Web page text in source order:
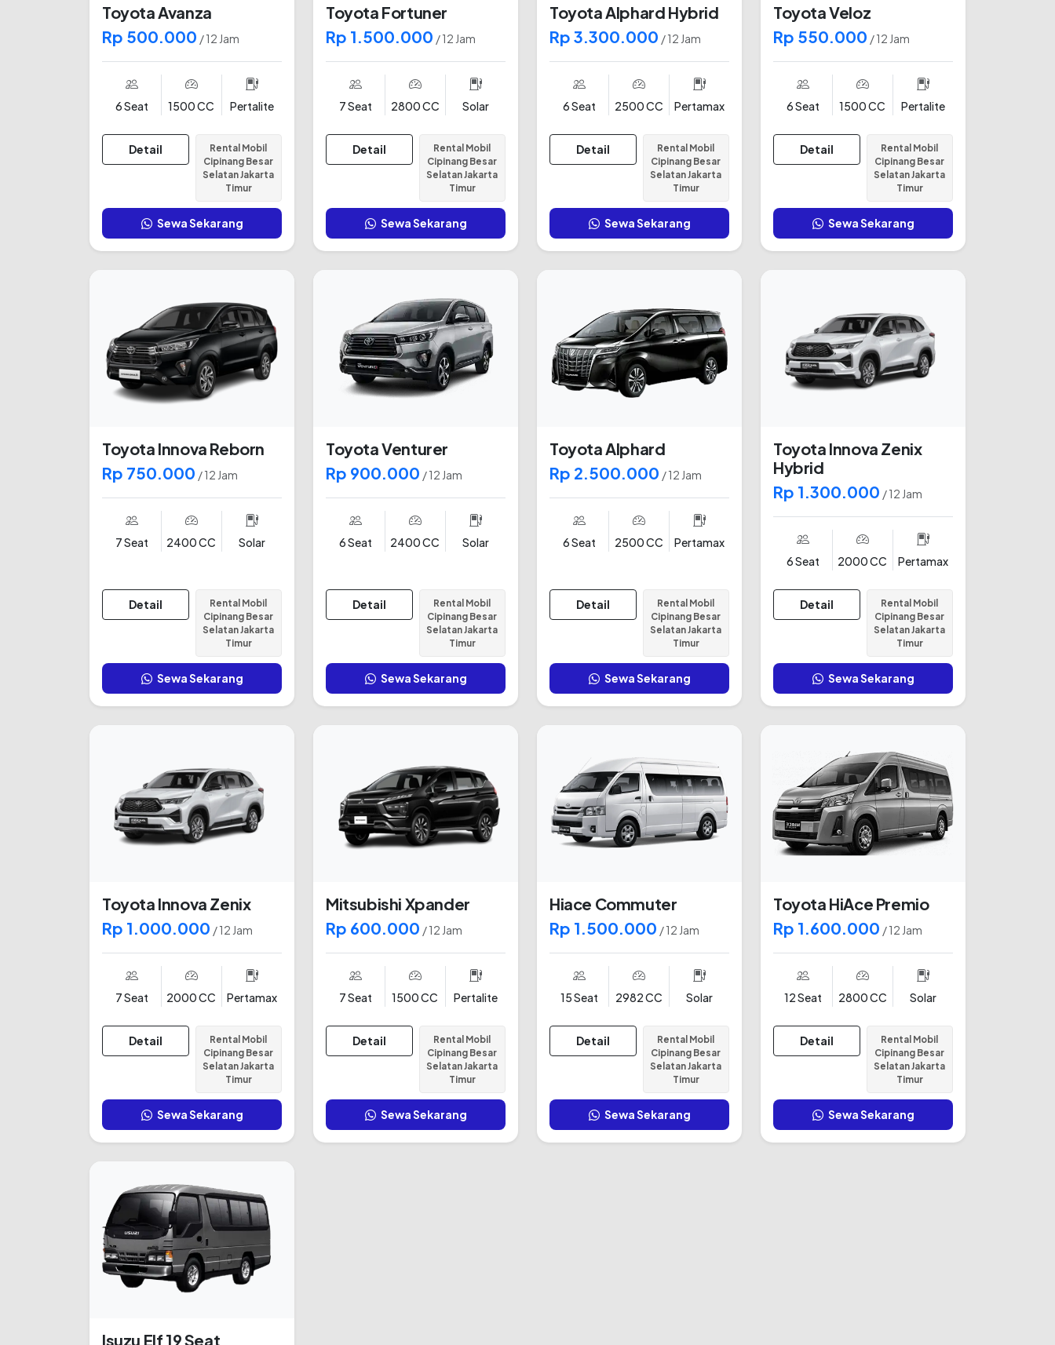
Toyota Avanza
Rp 500.000 / 12 Jam
6 Seat 1500 CC Pertalite
Detail
Rental Mobil
Cipinang Besar
Selatan Jakarta
Timur
Sewa Sekarang
Toyota Fortuner
Rp 1.500.000 / 12 Jam
7 Seat 2800 CC Solar
Detail
Rental Mobil
Cipinang Besar
Selatan Jakarta
Timur
Sewa Sekarang
Toyota Alphard Hybrid
Rp 3.300.000 / 12 Jam
6 Seat 2500 CC Pertamax
Detail
Rental Mobil
Cipinang Besar
Selatan Jakarta
Timur
Sewa Sekarang
Toyota Veloz
Rp 550.000 / 12 Jam
6 Seat 1500 CC Pertalite
Detail
Rental Mobil
Cipinang Besar
Selatan Jakarta
Timur
Sewa Sekarang
Toyota Innova Reborn
Rp 750.000 / 12 Jam
7 Seat 2400 CC Solar
Detail
Rental Mobil
Cipinang Besar
Selatan Jakarta
Timur
Sewa Sekarang
Toyota Venturer
Rp 900.000 / 12 Jam
6 Seat 2400 CC Solar
Detail
Rental Mobil
Cipinang Besar
Selatan Jakarta
Timur
Sewa Sekarang
Toyota Alphard
Rp 2.500.000 / 12 Jam
6 Seat 2500 CC Pertamax
Detail
Rental Mobil
Cipinang Besar
Selatan Jakarta
Timur
Sewa Sekarang
Toyota Innova Zenix
Hybrid
Rp 1.300.000 / 12 Jam
6 Seat 2000 CC Pertamax
Detail
Rental Mobil
Cipinang Besar
Selatan Jakarta
Timur
Sewa Sekarang
Toyota Innova Zenix
Rp 1.000.000 / 12 Jam
7 Seat 2000 CC Pertamax
Detail
Rental Mobil
Cipinang Besar
Selatan Jakarta
Timur
Sewa Sekarang
Mitsubishi Xpander
Rp 600.000 / 12 Jam
7 Seat 1500 CC Pertalite
Detail
Rental Mobil
Cipinang Besar
Selatan Jakarta
Timur
Sewa Sekarang
Hiace Commuter
Rp 1.500.000 / 12 Jam
15 Seat 2982 CC Solar
Detail
Rental Mobil
Cipinang Besar
Selatan Jakarta
Timur
Sewa Sekarang
Toyota HiAce Premio
Rp 1.600.000 / 12 Jam
12 Seat 2800 CC Solar
Detail
Rental Mobil
Cipinang Besar
Selatan Jakarta
Timur
Sewa Sekarang
Isuzu Elf 19 Seat